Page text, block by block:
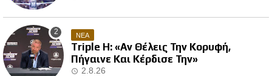
ΝΕΑ
Triple H: «Αν Θέλεις Την Κορυφή,
Πήγαινε Και Κέρδισε Την»
2.8.26